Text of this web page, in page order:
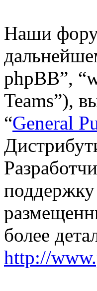
Наши
phpBB”,
Teams”),
“General
поддержку
более
http://